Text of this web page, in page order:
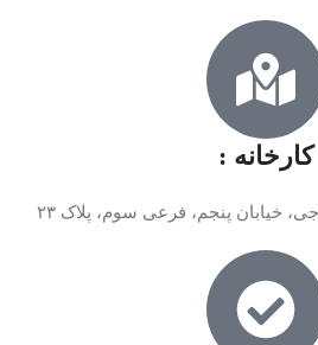
کارخانه :
خیابان پنجم، فرعی سوم، پلاک ۲۳